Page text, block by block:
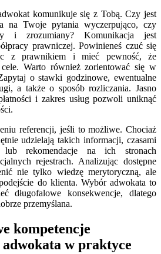
komunikuje się z Tobą. Czy jest
na Twoje pytania wyczerpująco, czy
i zrozumiany? Komunikacja jest
prawniczej. Powinieneś czuć się
z prawnikiem i mieć pewność, że
Warto również zorientować się w
o stawki godzinowe, ewentualne
a także o sposób rozliczania. Jasno
i zakres usług pozwoli uniknąć
referencji, jeśli to możliwe. Chociaż
udzielają takich informacji, czasami
rekomendacje na ich stronach
rejestrach. Analizując dostępne
nie tylko wiedzę merytoryczną, ale
do klienta. Wybór adwokata to
długofalowe konsekwencje, dlatego
przemyślana.
kompetencje
adwokata w praktyce